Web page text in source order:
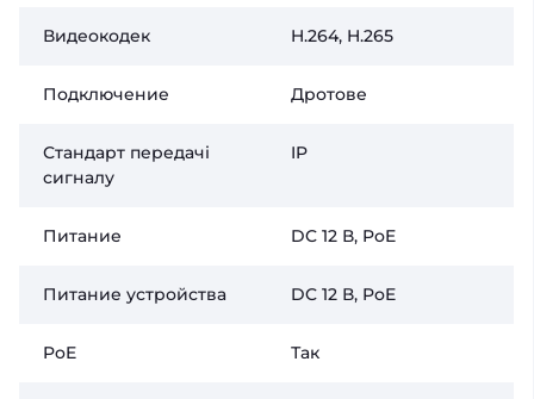
Видеокодек H.264, H.265
Подключение Дротове
Стандарт передачі
сигналу
IP
Питание DC 12 В, PoE
Питание устройства DC 12 В, PoE
PoE Так